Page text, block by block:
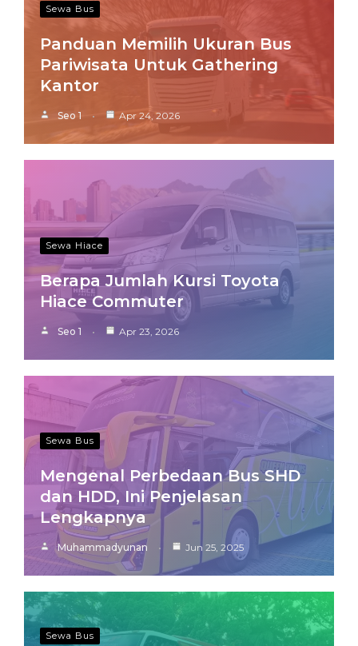
Sewa Bus
Panduan Memilih Ukuran Bus
Pariwisata Untuk Gathering
Kantor
Seo 1 Apr 24, 2026
Sewa Hiace
Berapa Jumlah Kursi Toyota
Hiace Commuter
Seo 1 Apr 23, 2026
Sewa Bus
Mengenal Perbedaan Bus SHD
dan HDD, Ini Penjelasan
Lengkapnya
Muhammadyunan Jun 25, 2025
Sewa Bus